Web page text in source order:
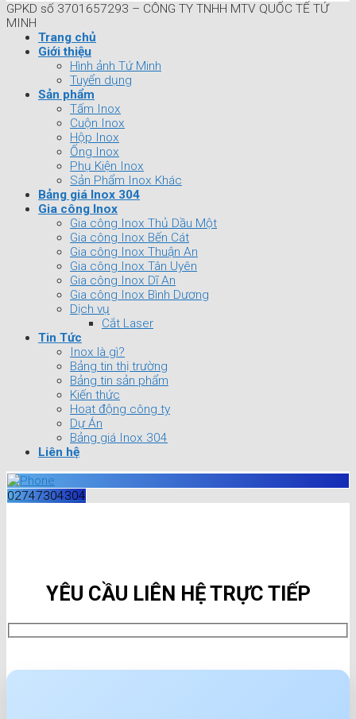
GPKD số 3701657293 – CÔNG TY TNHH MTV QUỐC TẾ TỨ
MINH
Trang chủ
Giới thiệu
Hình ảnh Tứ Minh
Tuyển dụng
Sản phẩm
Tấm Inox
Cuộn Inox
Hộp Inox
Ống Inox
Phụ Kiện Inox
Sản Phẩm Inox Khác
Bảng giá Inox 304
Gia công Inox
Gia công Inox Thủ Dầu Một
Gia công Inox Bến Cát
Gia công Inox Thuận An
Gia công Inox Tân Uyên
Gia công Inox Dĩ An
Gia công Inox Bình Dương
Dịch vụ
Cắt Laser
Tin Tức
Inox là gì?
Bảng tin thị trường
Bảng tin sản phẩm
Kiến thức
Hoạt động công ty
Dự Án
Bảng giá Inox 304
Liên hệ
02747304304
YÊU CẦU LIÊN HỆ TRỰC TIẾP